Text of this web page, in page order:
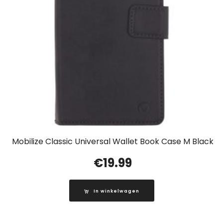
Mobilize Classic Universal Wallet Book Case M Black
€19.99
In winkelwagen